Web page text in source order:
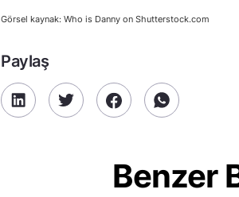
Görsel kaynak: Who is Danny on Shutterstock.com
Paylaş
Benzer